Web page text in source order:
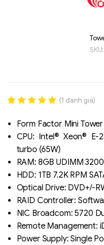
out of 5
based on
đánh giá
(1 đánh giá)
Form Factor Mini
CPU: Intel® Xeon® E-
turbo (65W)
RAM: 8GB UDIMM
HDD: 1TB 7.2K RPM
Optical Drive: DVD+/-
RAID Controller:
NIC Broadcom: 5720
Remote Management:
Power Supply: Single